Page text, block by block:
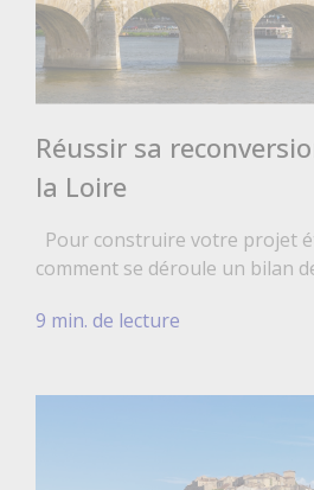
Réussir sa
la Loire
Pour construire votre projet
comment se déroule un bilan
9 min. de lecture